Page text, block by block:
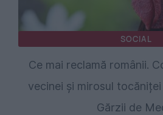
SOCIAL
Ce mai reclamă românii.
vecinei și mirosul
Gărzii de